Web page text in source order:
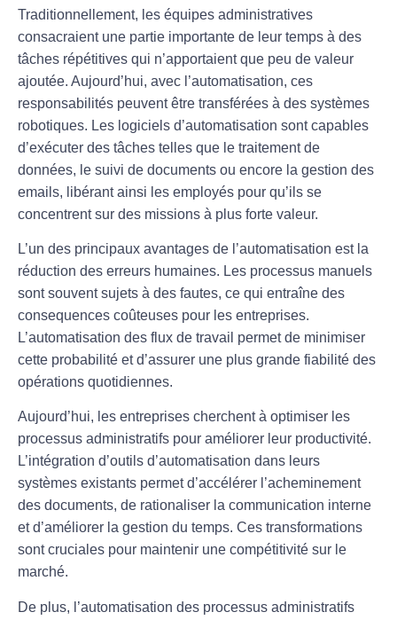
Traditionnellement, les équipes administratives
consacraient une partie importante de leur temps à des
tâches répétitives qui n’apportaient que peu de valeur
ajoutée. Aujourd’hui, avec l’automatisation, ces
responsabilités peuvent être transférées à des systèmes
robotiques. Les logiciels d’automatisation sont capables
d’exécuter des tâches telles que le traitement de
données, le suivi de documents ou encore la gestion des
emails, libérant ainsi les employés pour qu’ils se
concentrent sur des missions à plus forte valeur.
L’un des principaux avantages de l’automatisation est la
réduction des erreurs humaines. Les processus manuels
sont souvent sujets à des fautes, ce qui entraîne des
consequences coûteuses pour les entreprises.
L’automatisation des flux de travail permet de minimiser
cette probabilité et d’assurer une plus grande fiabilité des
opérations quotidiennes.
Aujourd’hui, les entreprises cherchent à optimiser les
processus administratifs pour améliorer leur productivité.
L’intégration d’outils d’automatisation dans leurs
systèmes existants permet d’accélérer l’acheminement
des documents, de rationaliser la communication interne
et d’améliorer la gestion du temps. Ces transformations
sont cruciales pour maintenir une compétitivité sur le
marché.
De plus, l’automatisation des processus administratifs